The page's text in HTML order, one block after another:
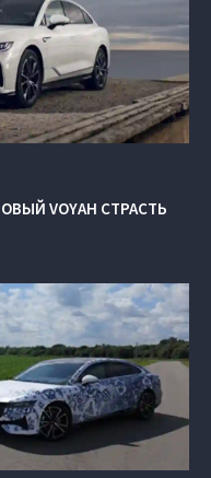
VOYAH СТРАСТЬ